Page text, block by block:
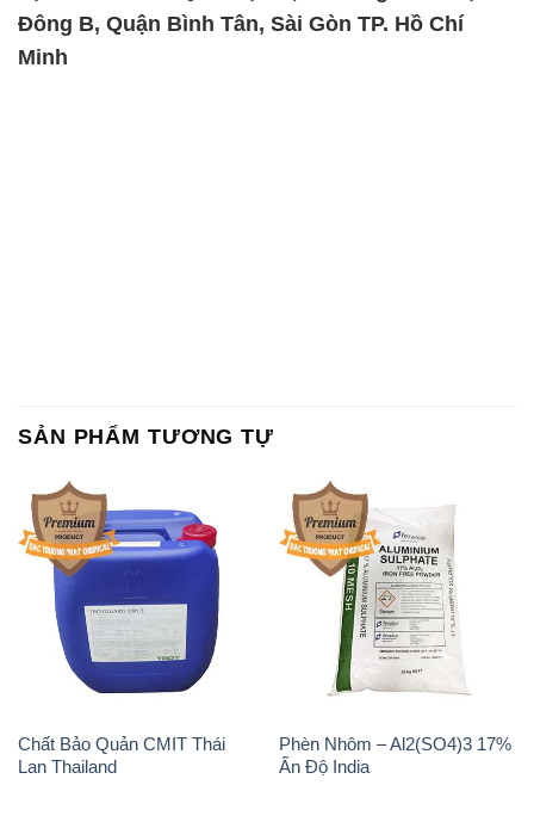
Chất Bảo Quản CMIT Thái
Lan Thailand
Phèn Nhôm – Al2(SO4)3 17%
Ấn Độ India